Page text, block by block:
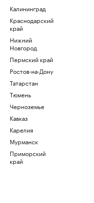
Калининград
Краснодарский
край
Нижний
Новгород
Пермский край
Ростов-на-Дону
Татарстан
Тюмень
Черноземье
Кавказ
Карелия
Мурманск
Приморский
край